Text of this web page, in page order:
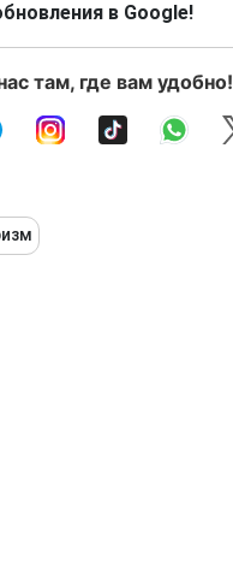
в Google!
там, где вам удобно!